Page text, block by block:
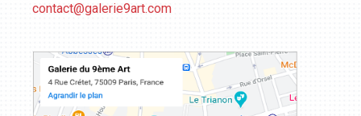
contact@galerie9art.com